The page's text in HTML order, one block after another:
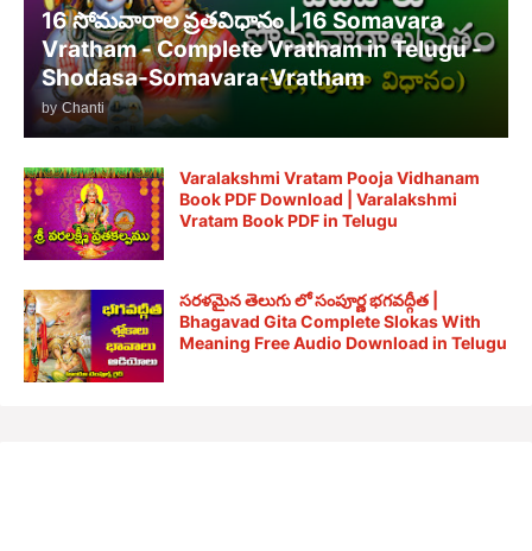
16 సోమవారాల వ్రతవిధానం | 16 Somavara
Vratham - Complete Vratham in Telugu -
Shodasa-Somavara-Vratham
by Chanti
Varalakshmi Vratam Pooja Vidhanam
Book PDF Download | Varalakshmi
Vratam Book PDF in Telugu
సరళమైన తెలుగు లో సంపూర్ణ భగవద్గీత |
Bhagavad Gita Complete Slokas With
Meaning Free Audio Download in Telugu